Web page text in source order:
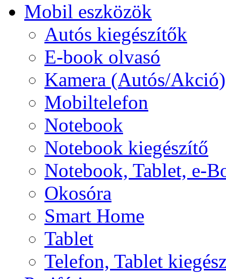
Mobil eszközök
Autós kiegészítők
E-book olvasó
Kamera (Autós/Akció)
Mobiltelefon
Notebook
Notebook kiegészítő
Notebook, Tablet, e-
Okosóra
Smart Home
Tablet
Telefon, Tablet